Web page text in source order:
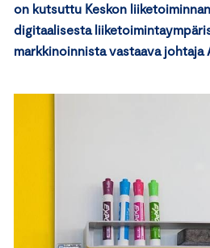
on kutsuttu Keskon
digitaalisesta
markkinoinnista vastaava johtaja